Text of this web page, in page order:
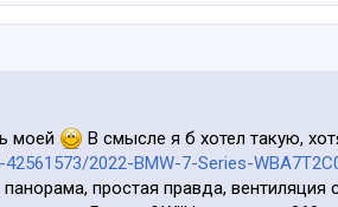
моей
В смысле я б хотел такую,
2022-BMW-7-Series-
простая правда,